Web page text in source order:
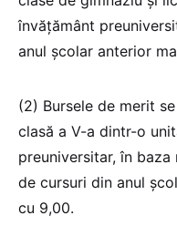
învăţământ
anul şcolar anterior
(2) Bursele de merit
clasă a V-a dintr-o
preuniversitar, în
de cursuri din anul
cu 9,00.